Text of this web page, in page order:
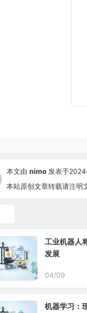
本文由 nimo 发表于
本站原创文章转载请注明
工业机器人
发展
04/09
机器学习：